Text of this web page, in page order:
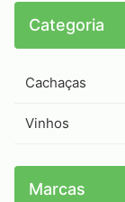
Categoria
Cachaças
Vinhos
Marcas